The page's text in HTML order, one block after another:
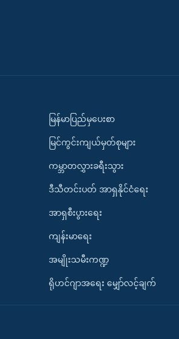
မြန်မာပြည်မှပေးစာ
မြင်ကွင်းကျယ်မှတ်စုများ
ကမ္ဘာတလွှားခရီးသွား
ဒီသီတင်းပတ် အာရှနိုင်ငံရေး
အာရှစီးပွားရေး
ကျန်းမာရေး
အမျိုးသမီးကဏ္ဍ
ရိုဟင်ဂျာအရေး မျှော်လင့်ချက်